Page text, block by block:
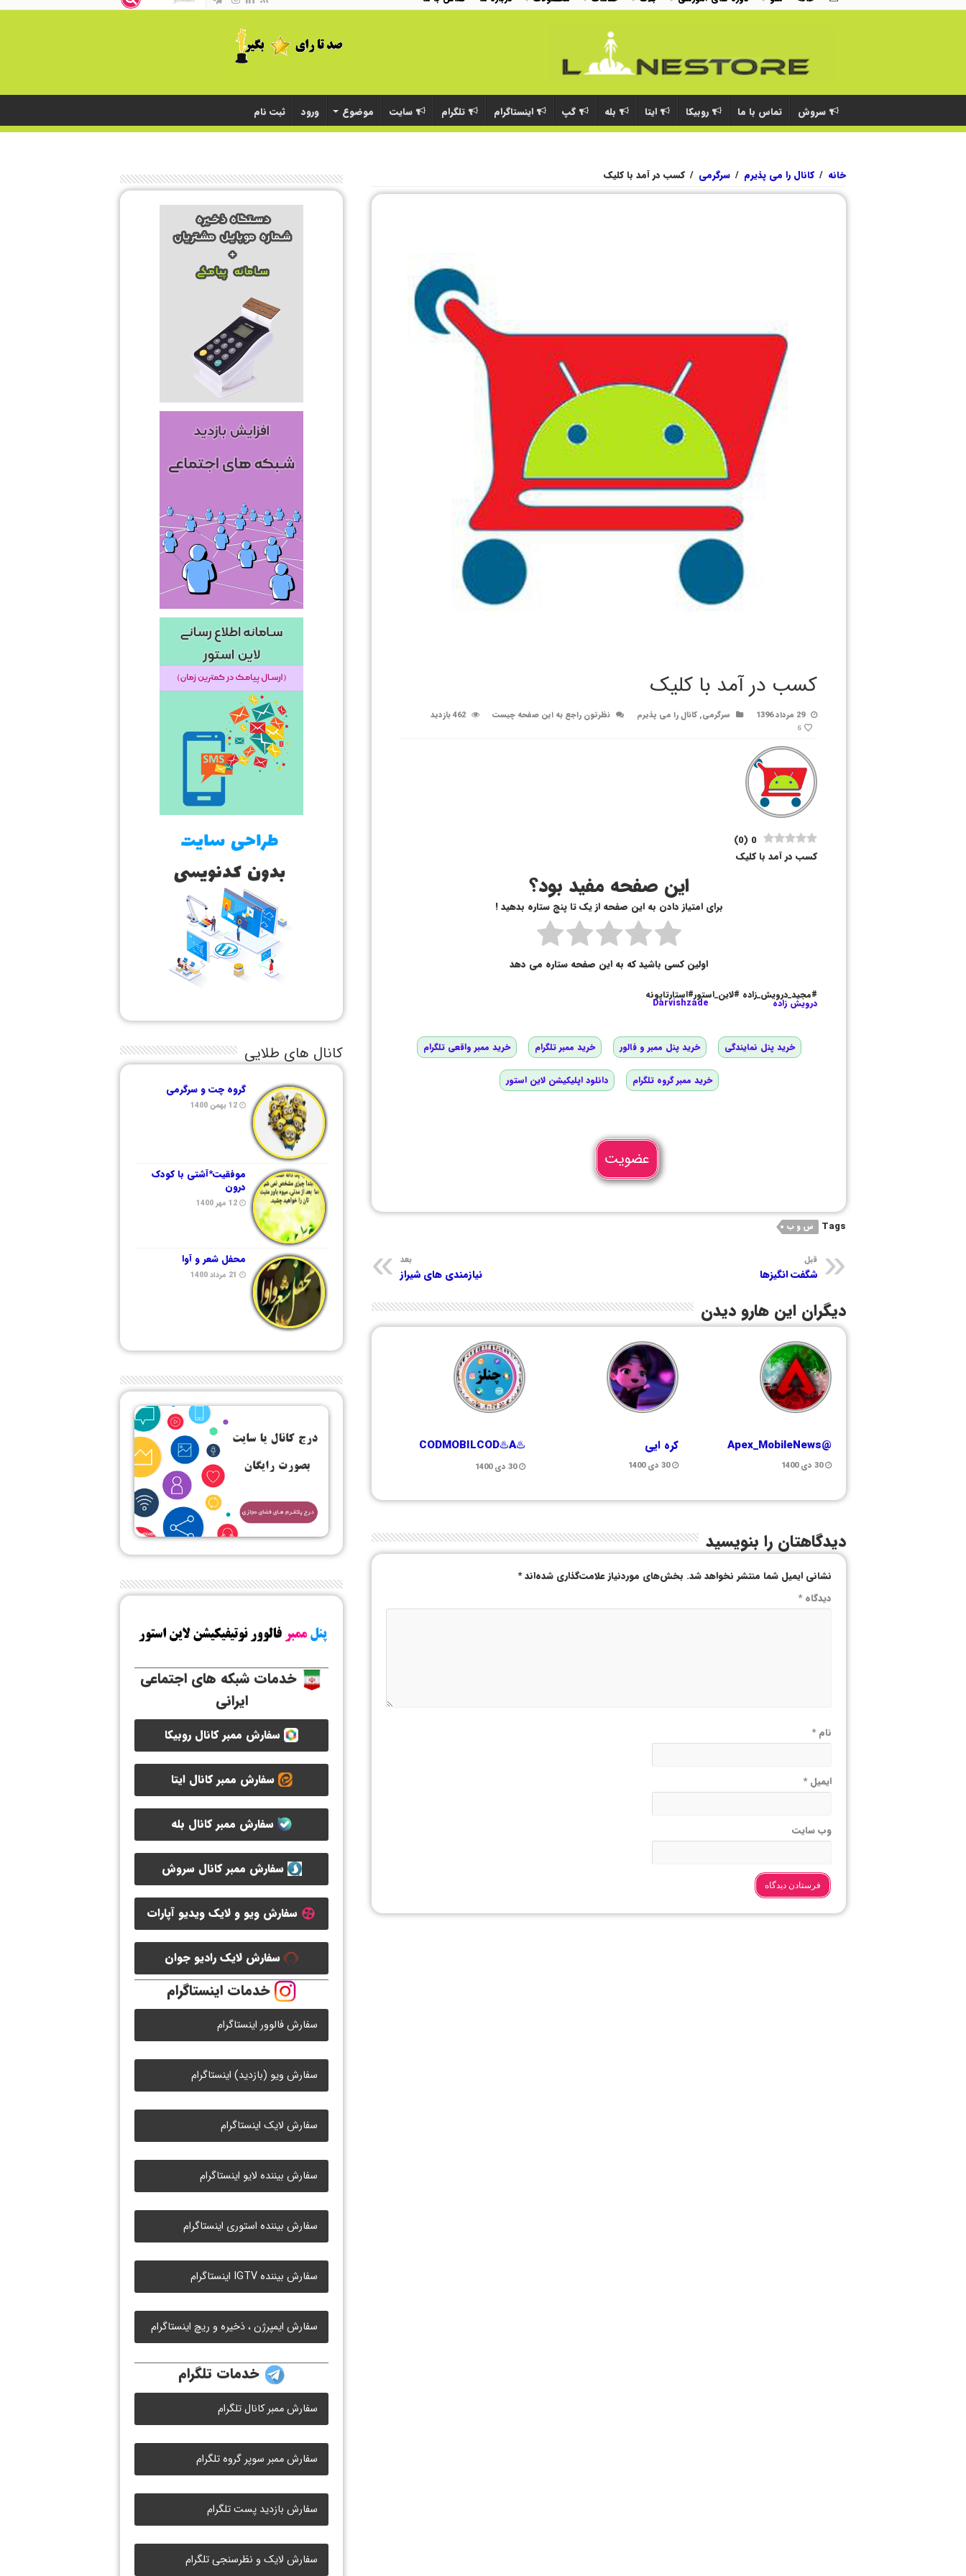
سروش تماس با ما روبیکا ایتا بله گپ اینستاگرام تلگرام سایت موضوع ورود ثبت نام
خانه / کانال را می پذیرم / سرگرمی / کسب در آمد با کلیک
کسب در آمد با کلیک
29 مرداد 1396 سرگرمی,کانال را می پذیرم نظرتون راجع به این صفحه چیست 462 بازدید
6
0
(
0
)
کسب در آمد با کلیک
این صفحه مفید بود؟
برای امتیاز دادن به این صفحه از یک تا پنج ستاره بدهید !
اولین کسی باشید که به این صفحه ستاره می دهد
#مجید_درویش_زاده #لاین_استور#استارتاپونه
درویش زاده Darvishzade
خرید پنل نمایندگی خرید پنل ممبر و فالور خرید ممبر تلگرام خرید ممبر واقعی تلگرام
خرید ممبر گروه تلگرام دانلود اپلیکیشن لاین استور
عضویت
Tags س و ب
قبل
شگفت انگیزها
بعد
نیازمندی های شیراز
دیگران این هارو دیدن
@Apex_MobileNews
30 دی 1400
کره ایی
30 دی 1400
♨️CODMOBILCOD♨️A
30 دی 1400
دیدگاهتان را بنویسید
نشانی ایمیل شما منتشر نخواهد شد. بخش‌های موردنیاز علامت‌گذاری شده‌اند*
دیدگاه*
نام*
ایمیل*
وب‌ سایت
کانال های طلایی
گروه چت و سرگرمی
12 بهمن 1400
موفقیت*آشتی با کودک
درون
12 مهر 1400
محفل شعر و آوا
21 مرداد 1400
خدمات شبکه های اجتماعی
ایرانی
سفارش ممبر کانال روبیکا
سفارش ممبر کانال ایتا
سفارش ممبر کانال بله
سفارش ممبر کانال سروش
سفارش ویو و لایک ویدیو آپارات
سفارش لایک رادیو جوان
خدمات اینستاگرام
سفارش فالوور اینستاگرام
سفارش ویو (بازدید) اینستاگرام
سفارش لایک اینستاگرام
سفارش بیننده لایو اینستاگرام
سفارش بیننده استوری اینستاگرام
سفارش بیننده IGTV اینستاگرام
سفارش ایمپرژن ، ذخیره و ریچ اینستاگرام
خدمات تلگرام
سفارش ممبر کانال تلگرام
سفارش ممبر سوپر گروه تلگرام
سفارش بازدید پست تلگرام
سفارش لایک و نظرسنجی تلگرام